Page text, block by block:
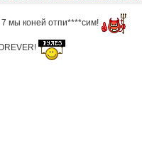
мы коней отпи****сим!